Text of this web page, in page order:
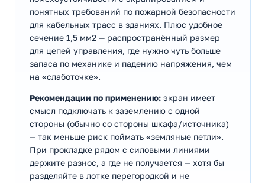
понятных требований по пожарной безопасности
для кабельных трасс в зданиях. Плюс удобное
сечение 1,5 мм2 — распространённый размер
для цепей управления, где нужно чуть больше
запаса по механике и падению напряжения, чем
на «слаботочке».
Рекомендации по применению: экран имеет
смысл подключать к заземлению с одной
стороны (обычно со стороны шкафа/источника)
— так меньше риск поймать «земляные петли».
При прокладке рядом с силовыми линиями
держите разнос, а где не получается — хотя бы
разделяйте в лотке перегородкой и не